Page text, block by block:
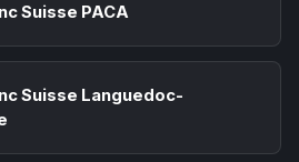
Suisse PACA
Suisse Languedoc-